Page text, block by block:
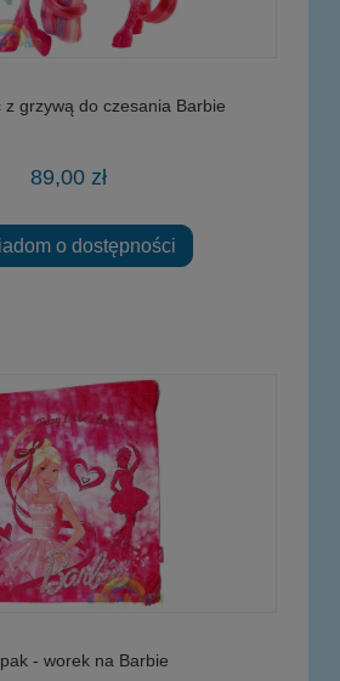
z grzywą do czesania Barbie
89,00 zł
o dostępności
- worek na Barbie